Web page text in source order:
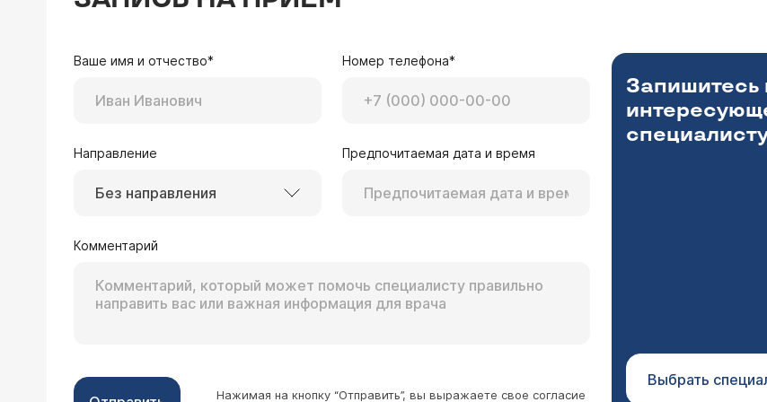
врач говорит на левом, а я думаю надо на правом, заранее спасибо.
между ушами. Для уточнения вопроса, какое ухо лучше подлежит
слуховым аппаратом, и по результатам этих тестов выбирается, какую
26.05.2017 Рашид, 29 лет, Алматы
переживал и перед новым годом 29.12.2016 я попал в больницу с диагнозом (острый кохлеоневрит слева) воспаление
растворе 1000,0 в.в кап 7 дней 3.Пентоксифиллин 2% 5.0 на физ растворе 100,0
чередую 7 дней 5.Дексаметазон + физ раствор 0,9 -200.0 в.в кап 7 дней После
этот писк перешёл в правое ухо. Я снова обратился к лор врачу и было решено прокапать преднизолон. Доза 240 МГ
Уважаемый Рашид, для того, чтобы оценить возможность лечения необходим осмотр и нужно видеть результаты
аудиометрии в динамике. Возможно, вам стоит выполнить
Ваше имя и отчество* Номер телефона*
Направление
Без направления
Предпочитаемая дата и время
Комментарий
Нажимая на кнопку “Отправить”, вы выражаете свое согласие
Запишитесь
Выбрать